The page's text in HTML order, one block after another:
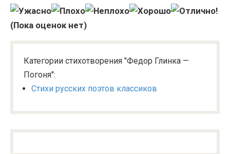
(Пока оценок нет)
Категории стихотворения "Федор Глинка —
Погоня":
Стихи русских поэтов классиков